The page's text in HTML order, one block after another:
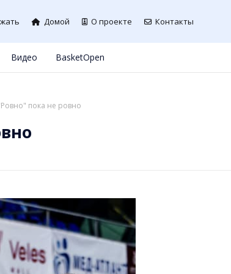
Домой О проекте Контакты
Видео BasketOpen
пока не ровно